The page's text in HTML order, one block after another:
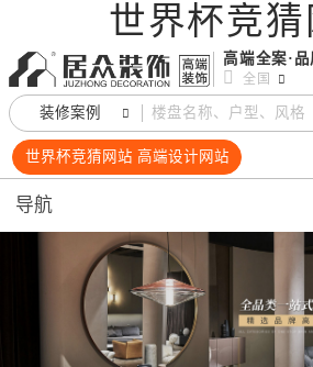
世界杯竞猜
高端全案·
全国
装修案例
世界杯竞猜网站 高端设计网站
导航